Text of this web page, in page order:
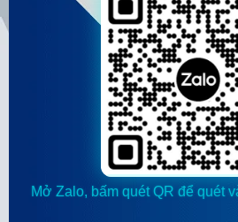
Mở Zalo, bấm quét QR để quét